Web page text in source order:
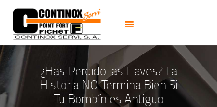
¿Has Perdido las Llaves? La
Historia NO Termina Bien Si
Tu Bombín es Antiguo
PUERTAS
CERRADURAS
CAJAS FUERTES
CERRAJEROS 24H
ALARMAS CCTV
NOTICIAS